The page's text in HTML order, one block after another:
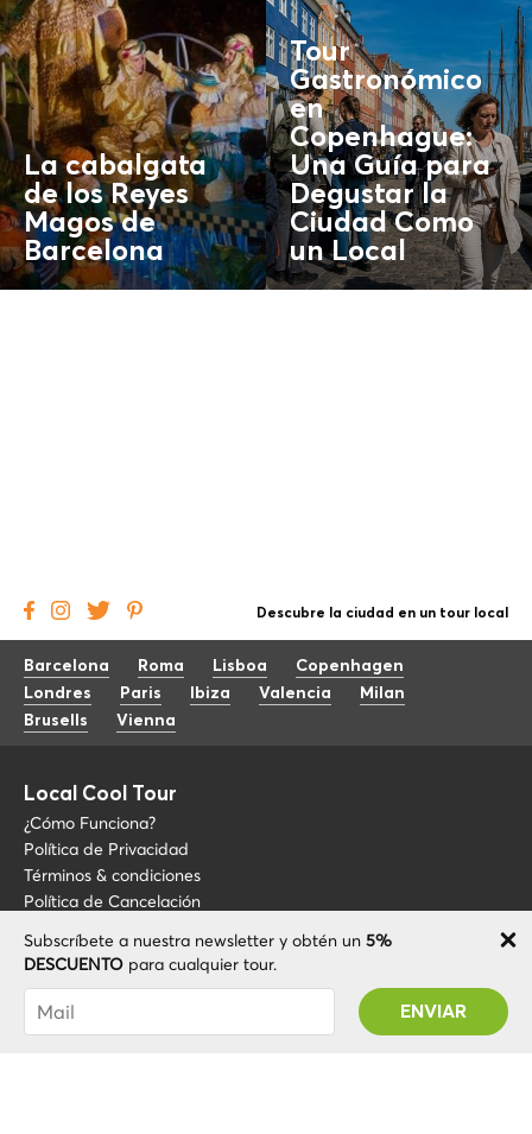
La cabalgata
de los Reyes
Magos de
Barcelona
Tour
Gastronómico
en
Copenhague:
Una Guía para
Degustar la
Ciudad Como
unLocal
Subscríbete a nuestra newsletter y obtén un 5%
DESCUENTO para cualquier tour.
Has sido suscrito con éxito! Recibirás tu código
de promoción después de validar tu cuenta
Descubre la ciudad en un tour local
Barcelona Roma Lisboa
Copenhagen
Londres
Paris Ibiza Valencia
Milan
Brusells
Vienna
Local Cool Tour
¿Cómo Funciona?
Política de Privacidad
Términos & condiciones
Política de Cancelación
Blog
Sobre LCT
FAQ
Conviértete en guía
+34 675 176 220